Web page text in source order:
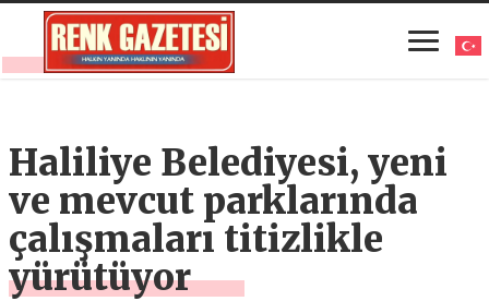
Haliliye Belediyesi, yeni
ve mevcut parklarında
çalışmaları titizlikle
yürütüyor